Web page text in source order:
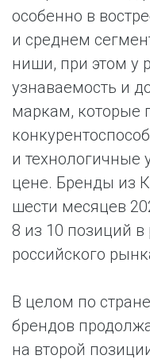
особенно в
и среднем
ниши, при этом у
узнаваемость и
маркам, которые
и технологичные
цене. Бренды из
шести месяцев
8 из 10 позиций в
российского
В целом по
брендов
на второй